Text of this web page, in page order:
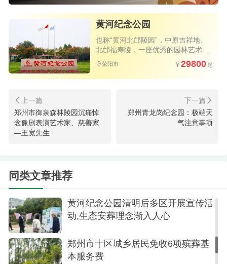
黄河纪念公园
也称“黄河北邙陵园”，中原吉祥地、
北邙福寿陵，一座优秀的园林艺术陵
荥阳市 29800
郑州市御泉森林陵园沉痛悼
念豫剧表演艺术家、慈善家
—王宽先生
郑州青龙岗纪念园：极端天
气注意事项
同类文章推荐
郑州北邙墓地黄河纪念公园组织职工
公园把“生态安葬”送进社区
黄河纪念公园清明后多区开展宣传活
动,生态安葬理念渐入人心
郑州市十区城乡居民免收6项殡葬基
本服务费